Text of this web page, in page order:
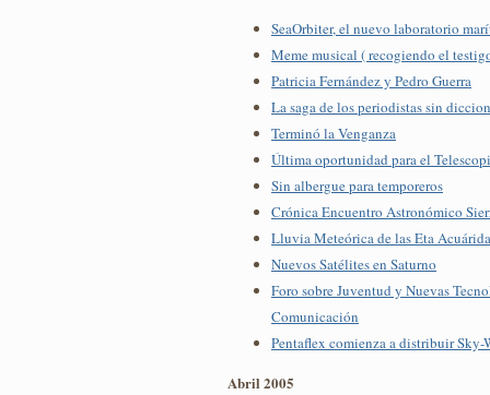
SeaOrbiter, el nuevo laboratorio
Meme musical ( recogiendo el
Patricia Fernández y Pedro Guerra
La saga de los periodistas sin
Terminó la Venganza
Última oportunidad para el
Sin albergue para temporeros
Crónica Encuentro Astronómico
Lluvia Meteórica de las Eta
Nuevos Satélites en Saturno
Foro sobre Juventud y Nuevas
Comunicación
Pentaflex comienza a distribuir Sky-
Abril 2005